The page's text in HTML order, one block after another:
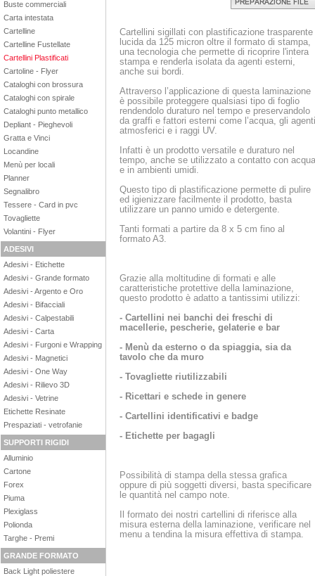
Buste commerciali
Carta intestata
Cartelline
Cartelline Fustellate
Cartellini Plastificati
Cartoline - Flyer
Cataloghi con brossura
Cataloghi con spirale
Cataloghi punto metallico
Depliant - Pieghevoli
Gratta e Vinci
Locandine
Menù per locali
Planner
Segnalibro
Tessere - Card in pvc
Tovagliette
Volantini - Flyer
ADESIVI
Adesivi - Etichette
Adesivi - Grande formato
Adesivi - Argento e Oro
Adesivi - Bifacciali
Adesivi - Calpestabili
Adesivi - Carta
Adesivi - Furgoni e Wrapping
Adesivi - Magnetici
Adesivi - One Way
Adesivi - Rilievo 3D
Adesivi - Vetrine
Etichette Resinate
Prespaziati - vetrofanie
SUPPORTI RIGIDI
Alluminio
Cartone
Forex
Piuma
Plexiglass
Polionda
Targhe - Premi
GRANDE FORMATO
Back Light poliestere
Cartellini sigillati con plastificazione trasparente
lucida da 125 micron oltre il formato di stampa,
una tecnologia che permette di ricoprire l'intera
stampa e renderla isolata da agenti esterni,
anche sui bordi.
Attraverso l’applicazione di questa laminazione
è possibile proteggere qualsiasi tipo di foglio
rendendolo duraturo nel tempo e preservandolo
da graffi e fattori esterni come l’acqua, gli agenti
atmosferici e i raggi UV.
Infatti è un prodotto versatile e duraturo nel
tempo, anche se utilizzato a contatto con acqua
e in ambienti umidi.
Questo tipo di plastificazione permette di pulire
ed igienizzare facilmente il prodotto, basta
utilizzare un panno umido e detergente.
Tanti formati a partire da 8 x 5 cm fino al
formato A3.
Grazie alla moltitudine di formati e alle
caratteristiche protettive della laminazione,
questo prodotto è adatto a tantissimi utilizzi:
- Cartellini nei banchi dei freschi di
macellerie, pescherie, gelaterie e bar
- Menù da esterno o da spiaggia, sia da
tavolo che da muro
- Tovagliette riutilizzabili
- Ricettari e schede in genere
- Cartellini identificativi e badge
- Etichette per bagagli
Possibilità di stampa della stessa grafica
oppure di più soggetti diversi, basta specificare
le quantità nel campo note.
Il formato dei nostri cartellini di riferisce alla
misura esterna della laminazione, verificare nel
menu a tendina la misura effettiva di stampa.